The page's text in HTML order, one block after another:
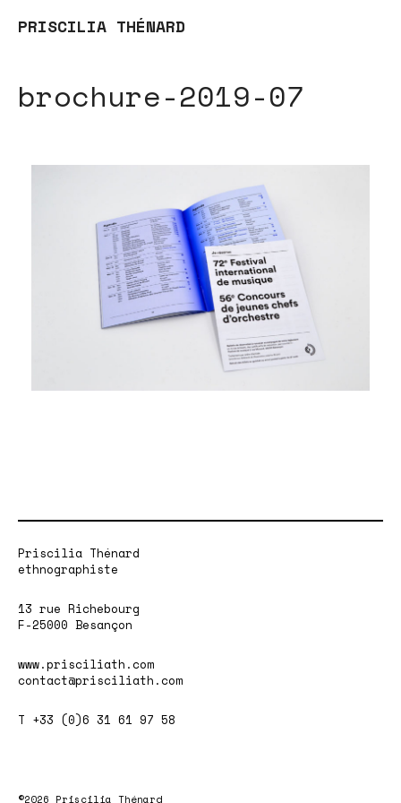
PRISCILIA THÉNARD
brochure-2019-07
Priscilia Thénard
ethnographiste
13 rue Richebourg
F-25000 Besançon
www.prisciliath.com
contact@prisciliath.com
T +33 (0)6 31 61 97 58
©2026 Priscilia Thénard